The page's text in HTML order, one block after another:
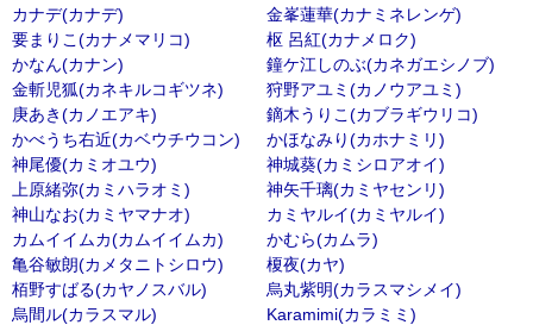
カナデ(カナデ)
金峯蓮華(カナミネレンゲ)
要まりこ(カナメマリコ)
枢 呂紅(カナメロク)
かなん(カナン)
鐘ケ江しのぶ(カネガエシノブ)
金斬児狐(カネキルコギツネ)
狩野アユミ(カノウアユミ)
庚あき(カノエアキ)
鏑木うりこ(カブラギウリコ)
かべうち右近(カベウチウコン)
かほなみり(カホナミリ)
神尾優(カミオユウ)
神城葵(カミシロアオイ)
上原緒弥(カミハラオミ)
神矢千璃(カミヤセンリ)
神山なお(カミヤマナオ)
カミヤルイ(カミヤルイ)
カムイイムカ(カムイイムカ)
かむら(カムラ)
亀谷敏朗(カメタニトシロウ)
榎夜(カヤ)
栢野すばる(カヤノスバル)
烏丸紫明(カラスマシメイ)
烏間ル(カラスマル)
Karamimi(カラミミ)